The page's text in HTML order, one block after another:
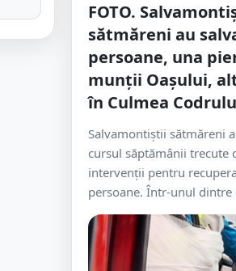
FOTO.
sătmăreni au
persoane, una
munții Oașului,
în Culmea
Salvamontiștii sătmăreni
cursul săptămânii trecute
intervenții pentru
persoane. Într-unul dintre